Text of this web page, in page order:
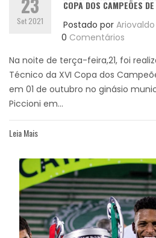
Set 2021
COPA DOS CAMPEÕES
Postado por
0 Comentários
Na noite de terça-feira,21, foi
Técnico da XVI Copa dos
em 01 de outubro no ginásio
Piccioni em...
Leia Mais